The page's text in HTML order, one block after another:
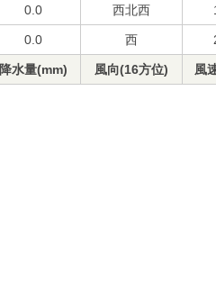
0.0 西北西
0.0 西
降水量(mm) 風向(16方位) 風